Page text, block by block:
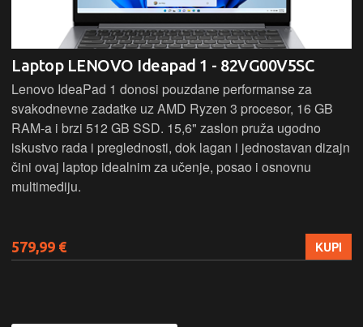
Laptop LENOVO Ideapad 1 - 82VG00V5SC
Lenovo IdeaPad 1 donosi pouzdane performanse za
svakodnevne zadatke uz AMD Ryzen 3 procesor, 16 GB
RAM-a i brzi 512 GB SSD. 15,6" zaslon pruža ugodno
iskustvo rada i preglednosti, dok lagan i jednostavan dizajn
čini ovaj laptop idealnim za učenje, posao i osnovnu
multimediju.
579,99 € KUPI